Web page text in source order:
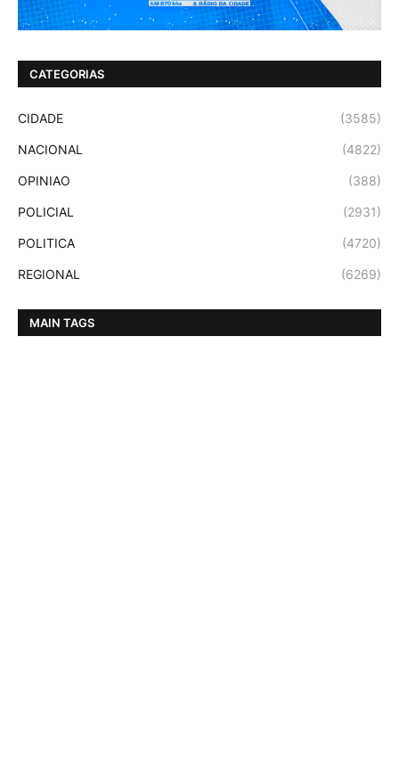
CATEGORIAS
CIDADE (3585)
NACIONAL (4822)
OPINIAO (388)
POLICIAL (2931)
POLITICA (4720)
REGIONAL (6269)
MAIN TAGS